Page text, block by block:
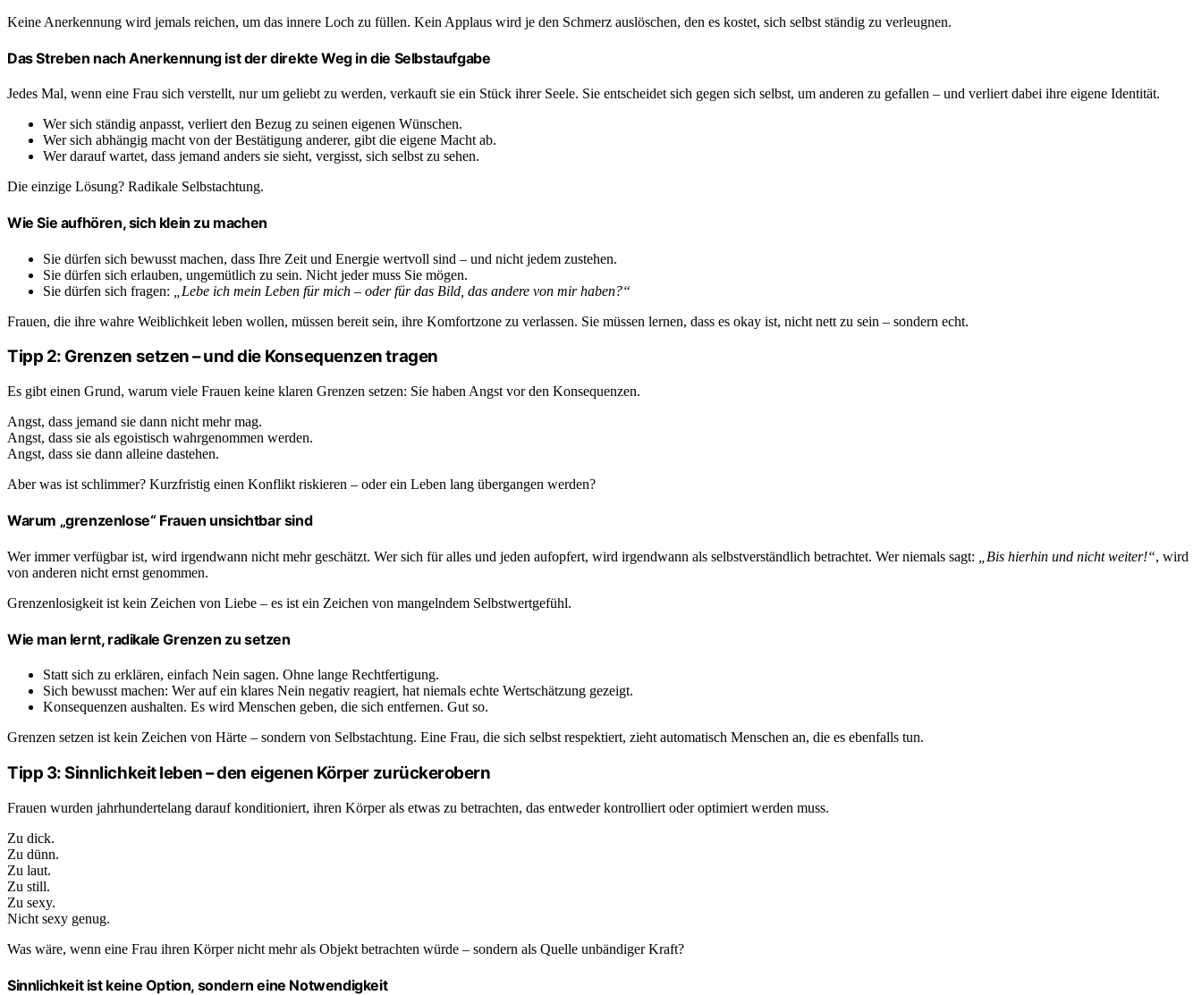
Keine Anerkennung wird jemals reichen, um das innere Loch zu füllen. Kein Applaus wird je den Schmerz auslöschen, den es kostet, sich selbst ständig zu verleugnen.
Das Streben nach Anerkennung ist der direkte Weg in die Selbstaufgabe
Jedes Mal, wenn eine Frau sich verstellt, nur um geliebt zu werden, verkauft sie ein Stück ihrer Seele. Sie entscheidet sich gegen sich selbst, um anderen zu gefallen – und verliert dabei ihre eigene Identität.
Wer sich ständig anpasst, verliert den Bezug zu seinen eigenen Wünschen.
Wer sich abhängig macht von der Bestätigung anderer, gibt die eigene Macht ab.
Wer darauf wartet, dass jemand anders sie sieht, vergisst, sich selbst zu sehen.
Die einzige Lösung? Radikale Selbstachtung.
Wie Sie aufhören, sich klein zu machen
Sie dürfen sich bewusst machen, dass Ihre Zeit und Energie wertvoll sind – und nicht jedem zustehen.
Sie dürfen sich erlauben, ungemütlich zu sein. Nicht jeder muss Sie mögen.
Sie dürfen sich fragen:
„Lebe ich mein Leben für mich – oder für das Bild, das andere von mir haben?“
Frauen, die ihre wahre Weiblichkeit leben wollen, müssen bereit sein, ihre Komfortzone zu verlassen. Sie müssen lernen, dass es okay ist, nicht nett zu sein – sondern echt.
Tipp 2: Grenzen setzen – und die Konsequenzen tragen
Es gibt einen Grund, warum viele Frauen keine klaren Grenzen setzen: Sie haben Angst vor den Konsequenzen.
Angst, dass jemand sie dann nicht mehr mag.
Angst, dass sie als egoistisch wahrgenommen werden.
Angst, dass sie dann alleine dastehen.
Aber was ist schlimmer? Kurzfristig einen Konflikt riskieren – oder ein Leben lang übergangen werden?
Warum „grenzenlose“ Frauen unsichtbar sind
Wer immer verfügbar ist, wird irgendwann nicht mehr geschätzt. Wer sich für alles und jeden aufopfert, wird irgendwann als selbstverständlich betrachtet. Wer niemals sagt: „Bis hierhin und nicht weiter!“, wird
von anderen nicht ernst genommen.
Grenzenlosigkeit ist kein Zeichen von Liebe – es ist ein Zeichen von mangelndem Selbstwertgefühl.
Wie man lernt, radikale Grenzen zu setzen
Statt sich zu erklären, einfach Nein sagen. Ohne lange Rechtfertigung.
Sich bewusst machen: Wer auf ein klares Nein negativ reagiert, hat niemals echte Wertschätzung gezeigt.
Konsequenzen aushalten. Es wird Menschen geben, die sich entfernen. Gut so.
Grenzen setzen ist kein Zeichen von Härte – sondern von Selbstachtung. Eine Frau, die sich selbst respektiert, zieht automatisch Menschen an, die es ebenfalls tun.
Tipp 3: Sinnlichkeit leben – den eigenen Körper zurückerobern
Frauen wurden jahrhundertelang darauf konditioniert, ihren Körper als etwas zu betrachten, das entweder kontrolliert oder optimiert werden muss.
Zu dick.
Zu dünn.
Zu laut.
Zu still.
Zu sexy.
Nicht sexy genug.
Was wäre, wenn eine Frau ihren Körper nicht mehr als Objekt betrachten würde – sondern als Quelle unbändiger Kraft?
Sinnlichkeit ist keine Option, sondern eine Notwendigkeit